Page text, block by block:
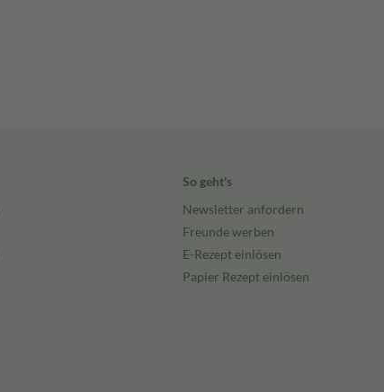
So geht's
Newsletter anfordern
Freunde werben
E-Rezept einlösen
Papier Rezept einlösen